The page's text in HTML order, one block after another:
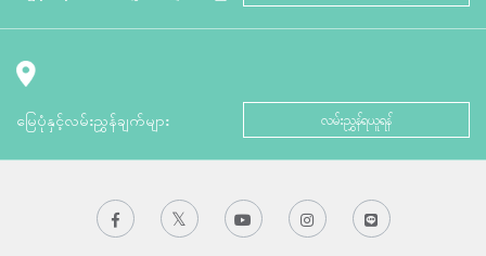
မြေပုံနှင့်လမ်းညွှန်ချက်များ လမ်းညွှန်ရယူရန်